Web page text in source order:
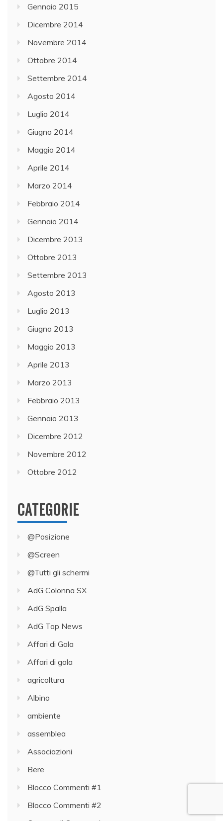
Gennaio 2015
Dicembre 2014
Novembre 2014
Ottobre 2014
Settembre 2014
Agosto 2014
Luglio 2014
Giugno 2014
Maggio 2014
Aprile 2014
Marzo 2014
Febbraio 2014
Gennaio 2014
Dicembre 2013
Ottobre 2013
Settembre 2013
Agosto 2013
Luglio 2013
Giugno 2013
Maggio 2013
Aprile 2013
Marzo 2013
Febbraio 2013
Gennaio 2013
Dicembre 2012
Novembre 2012
Ottobre 2012
CATEGORIE
@Posizione
@Screen
@Tutti gli schermi
AdG Colonna SX
AdG Spalla
AdG Top News
Affari di Gola
Affari di gola
agricoltura
Albino
ambiente
assemblea
Associazioni
Bere
Blocco Commenti #1
Blocco Commenti #2